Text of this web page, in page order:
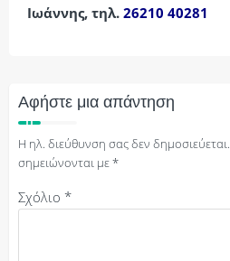
Ιωάννης, τηλ. 26210 40281
Αφήστε μια απάντηση
Η ηλ. διεύθυνση σας δεν δημοσιεύεται.
σημειώνονται με*
Σχόλιο *